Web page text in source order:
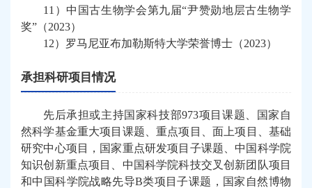
11 ）中国古生物学会第九届“尹赞勋地层古生物学
奖”（2023）
12）罗马尼亚布加勒斯特大学荣誉博士（2023）
承担科研项目情况
先后承担或主持国家科技部973项目课题、国家自
然科学基金重大项目 课题 、重点项目、 面上项目、基础
研究中心项目，国家重点研发项目子课题、中国科学院
知识创新重点项目、中国科学院科技交叉创新团队项目
和中国科学院战略先导B类项目子课题， 国家自然博物